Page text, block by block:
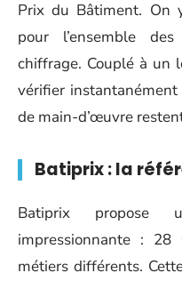
Prix du Bâtiment. On
pour l’ensemble
chiffrage. Couplé à un
vérifier
de main-d’œuvre
Batiprix : la
Batiprix propose
impressionnante :
métiers différents.